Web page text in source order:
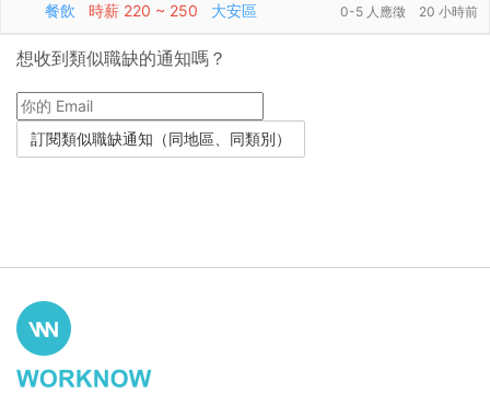
餐飲
時薪 220 ~ 250 大安區 0-5 人應徵 20 小時前
想收到類似職缺的通知嗎？